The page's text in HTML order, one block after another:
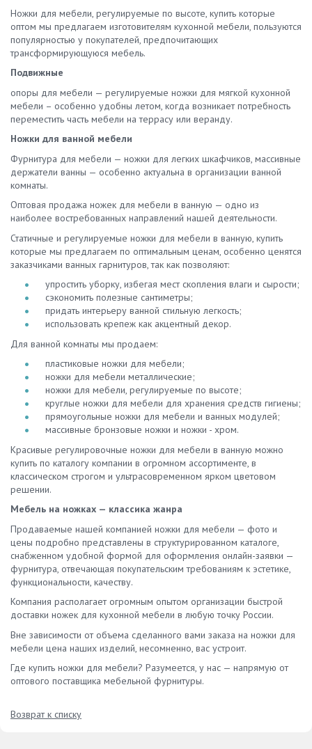
Ножки для мебели, регулируемые по высоте, купить которые
оптом мы предлагаем изготовителям кухонной мебели, пользуются
популярностью у покупателей, предпочитающих
трансформирующуюся мебель.
Подвижные
опоры для мебели — регулируемые ножки для мягкой кухонной
мебели – особенно удобны летом, когда возникает потребность
переместить часть мебели на террасу или веранду.
Ножки для ванной мебели
Фурнитура для мебели — ножки для легких шкафчиков, массивные
держатели ванны — особенно актуальна в организации ванной
комнаты.
Оптовая продажа ножек для мебели в ванную — одно из
наиболее востребованных направлений нашей деятельности.
Статичные и регулируемые ножки для мебели в ванную, купить
которые мы предлагаем по оптимальным ценам, особенно ценятся
заказчиками ванных гарнитуров, так как позволяют:
упростить уборку, избегая мест скопления влаги и сырости;
сэкономить полезные сантиметры;
придать интерьеру ванной стильную легкость;
использовать крепеж как акцентный декор.
Для ванной комнаты мы продаем:
пластиковые ножки для мебели;
ножки для мебели металлические;
ножки для мебели, регулируемые по высоте;
круглые ножки для мебели для хранения средств гигиены;
прямоугольные ножки для мебели и ванных модулей;
массивные бронзовые ножки и ножки - хром.
Красивые регулировочные ножки для мебели в ванную можно
купить по каталогу компании в огромном ассортименте, в
классическом строгом и ультрасовременном ярком цветовом
решении.
Мебель на ножках — классика жанра
Продаваемые нашей компанией ножки для мебели — фото и
цены подробно представлены в структурированном каталоге,
снабженном удобной формой для оформления онлайн-заявки —
фурнитура, отвечающая покупательским требованиям к эстетике,
функциональности, качеству.
Компания располагает огромным опытом организации быстрой
доставки ножек для кухонной мебели в любую точку России.
Вне зависимости от объема сделанного вами заказа на ножки для
мебели цена наших изделий, несомненно, вас устроит.
Где купить ножки для мебели? Разумеется, у нас — напрямую от
оптового поставщика мебельной фурнитуры.
Возврат к списку